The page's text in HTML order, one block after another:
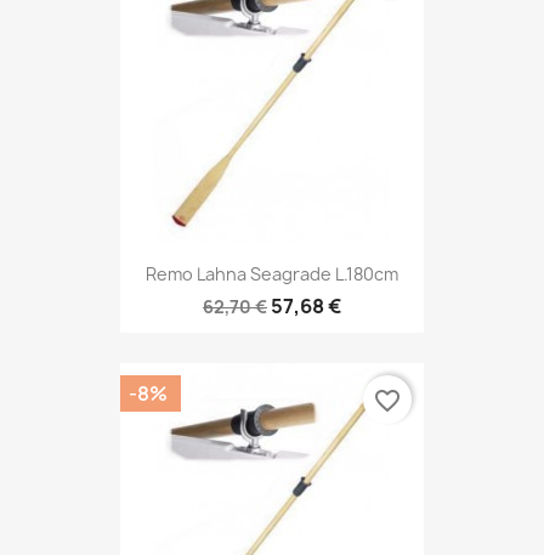
Remo Lahna Seagrade L.180cm
62,70 € 57,68 €
-8% favorite_border